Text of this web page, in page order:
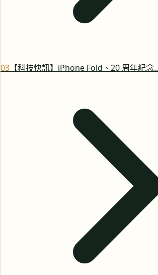
03 【科技快訊】iPhone Fold、20 周年紀念..